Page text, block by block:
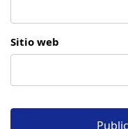
Sitio web